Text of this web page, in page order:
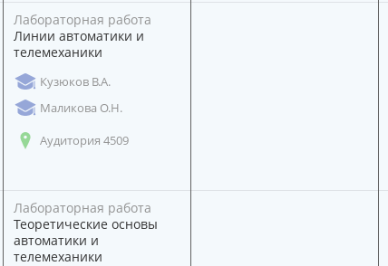
Лабораторная работа
Линии автоматики и
телемеханики
Кузюков В.А.
Маликова О.Н.
Аудитория 4509
Лабораторная работа
Теоретические основы
автоматики и
телемеханики